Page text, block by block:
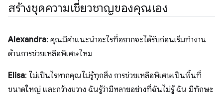
สร้างชุดความเชี่ยวชาญของคุณเอง
Alexandra: คุณมีคำแนะนำอะไรที่อยากจะได้รับก่อนเริ่มทำงาน
ด้านการช่วยเหลือพิเศษไหม
Elisa: ไม่เป็นไรหากคุณไม่รู้ทุกสิ่ง การช่วยเหลือพิเศษเป็นพื้นที่
ขนาดใหญ่ และกว้างขวาง ฉันรู้ว่ามีหลายอย่างที่ฉันไม่รู้ ฉัน มีทักษะ